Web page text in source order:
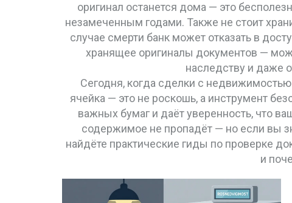
оригинал останется дома — это
незамеченным годами. Также не стоит
случае смерти банк может отказать в
хранящее оригиналы документов —
наследству и даже
Сегодня, когда сделки с
ячейка — это не роскошь, а инструмент
важных бумаг и даёт уверенность, что
содержимое не пропадёт — но если вы
найдёте практические гиды по проверке
и